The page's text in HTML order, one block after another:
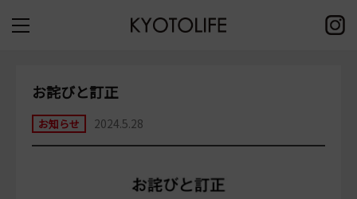
お詫びと訂正
お知らせ 2024.5.28